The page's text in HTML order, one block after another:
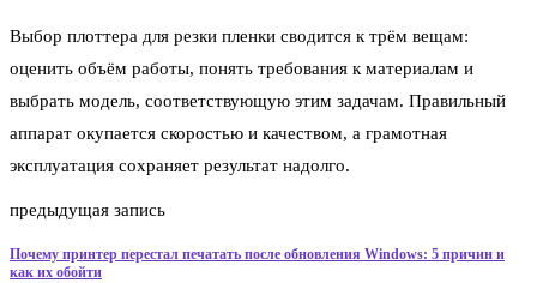
Выбор плоттера для резки пленки сводится к трём вещам:
оценить объём работы, понять требования к материалам и
выбрать модель, соответствующую этим задачам. Правильный
аппарат окупается скоростью и качеством, а грамотная
эксплуатация сохраняет результат надолго.
предыдущая запись
Почему принтер перестал печатать после обновления Windows: 5 причин и
как их обойти